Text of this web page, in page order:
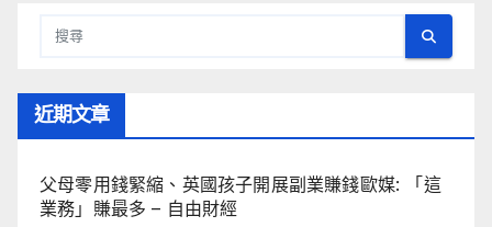
近期文章
父母零用錢緊縮、英國孩子開展副業賺錢歐媒: 「這
業務」賺最多 – 自由財經